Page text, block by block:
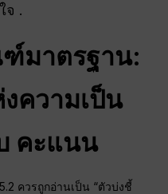
จ .
มาตรฐาน:
ความเป็น
คะแนน
ควรถูกอ่านเป็น “ตัวบ่งชี้